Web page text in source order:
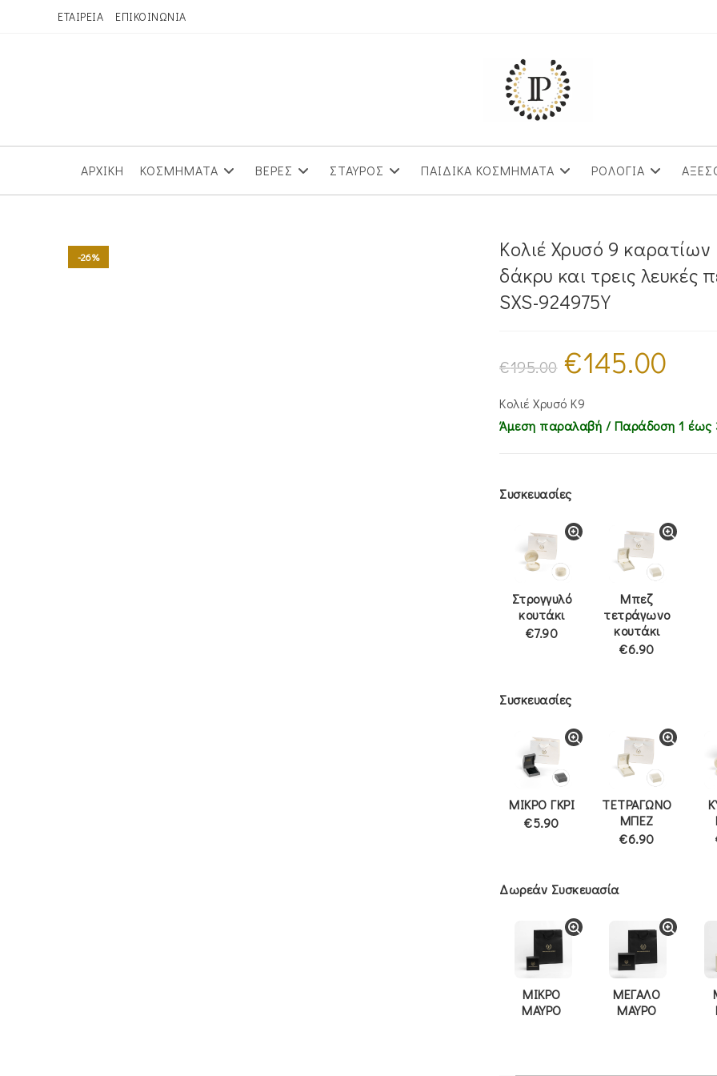
ΕΤΑΙΡΕΙΑ ΕΠΙΚΟΙΝΩΝΙΑ
ΑΡΧΙΚΗ ΚΟΣΜΗΜΑΤΑ ΒΕΡΕΣ ΣΤΑΥΡΟΣ ΠΑΙΔΙΚΑ ΚΟΣΜΗΜΑΤΑ ΡΟΛΟΓΙΑ
-26%
Κολιέ Χρυσό 9
δάκρυ και τρεις λευκές
SXS-924975Y
€195.00
Original
price
was:
€145.00
Κολιέ Χρυσό Κ9
Άμεση παραλαβή / Παράδoση 1 έως
Συσκευασίες
Στρογγυλό
κουτάκι
€7.90
Μπεζ
τετράγωνο
κουτάκι
€6.90
Συσκευασίες
ΜΙΚΡΟ ΓΚΡΙ
€5.90
ΤΕΤΡΑΓΩΝΟ
ΜΠΕΖ
€6.90
Δωρεάν Συσκευασία
ΜΙΚΡΟ
ΜΑΥΡΟ
ΜΕΓΑΛΟ
ΜΑΥΡΟ